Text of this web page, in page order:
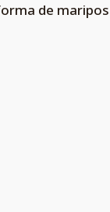
de